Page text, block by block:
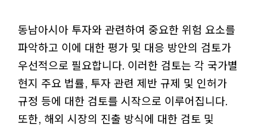
동남아시아 투자와 관련하여 중요한 위험 요소를
파악하고 이에 대한 평가 및 대응 방안의 검토가
우선적으로 필요합니다. 이러한 검토는 각 국가별
현지 주요 법률, 투자 관련 제반 규제 및 인허가
규정 등에 대한 검토를 시작으로 이루어집니다.
또한, 해외 시장의 진출 방식에 대한 검토 및